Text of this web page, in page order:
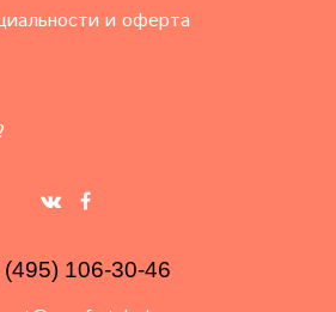
и оферта
(495) 106-30-46